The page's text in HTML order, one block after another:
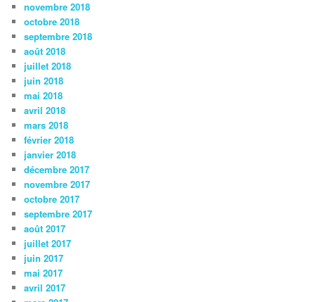
novembre 2018
octobre 2018
septembre 2018
août 2018
juillet 2018
juin 2018
mai 2018
avril 2018
mars 2018
février 2018
janvier 2018
décembre 2017
novembre 2017
octobre 2017
septembre 2017
août 2017
juillet 2017
juin 2017
mai 2017
avril 2017